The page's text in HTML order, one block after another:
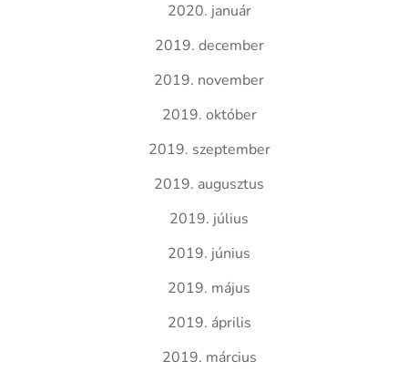
2020. január
2019. december
2019. november
2019. október
2019. szeptember
2019. augusztus
2019. július
2019. június
2019. május
2019. április
2019. március